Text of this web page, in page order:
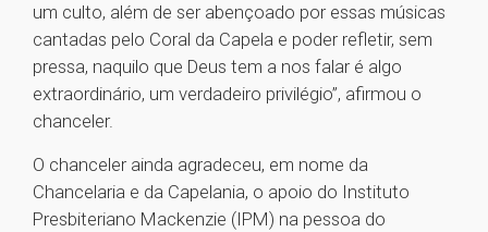
um culto, além de ser abençoado por essas músicas
cantadas pelo Coral da Capela e poder refletir, sem
pressa, naquilo que Deus tem a nos falar é algo
extraordinário, um verdadeiro privilégio”, afirmou o
chanceler.
O chanceler ainda agradeceu, em nome da
Chancelaria e da Capelania, o apoio do Instituto
Presbiteriano Mackenzie (IPM) na pessoa do